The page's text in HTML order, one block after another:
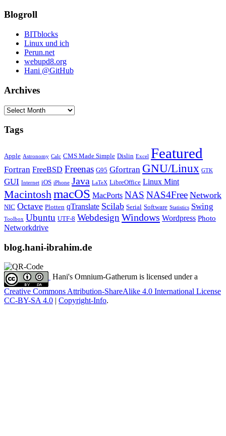
Blogroll
BITblocks
Linux und ich
Perun.net
webupd8.org
Hani @GitHub
Archives
Archives
Tags
Apple Astronomy Calc CMS Made Simple Dislin Excel Featured
Fortran FreeBSD Freenas G95 Gfortran GNU/Linux GTK
GUI Internet iOS iPhone Java LaTeX LibreOffice Linux Mint
Macintosh macOS MacPorts NAS NAS4Free Network
NIC Octave Plotten qTranslate Scilab Serial Software Statistics Swing
Toolbox Ubuntu UTF-8 Webdesign Windows Wordpress Photo
Networkdrive
blog.hani-ibrahim.de
Hani's Omnium-Gatherum is licensed under a
Creative Commons Attribution-ShareAlike 4.0 International License
CC-BY-SA 4.0 | Copyright-Info.